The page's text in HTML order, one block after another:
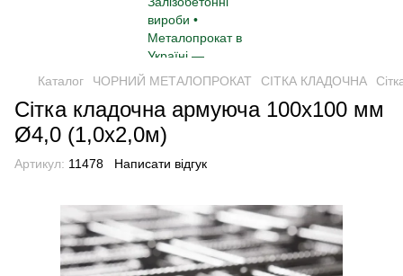
Каталог ЧОРНИЙ МЕТАЛОПРОКАТ СІТКА КЛАДОЧНА
Сітка кладочна армуюча 100х100 мм
Ø4,0 (1,0х2,0м)
Артикул: 11478 Написати відгук